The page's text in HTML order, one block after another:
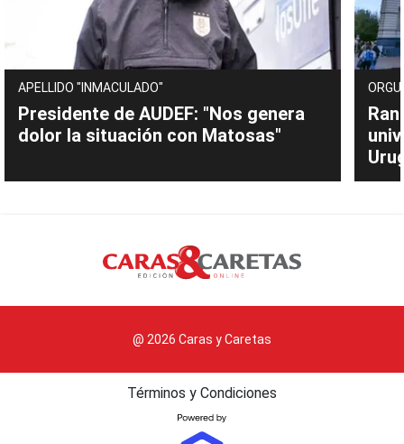
APELLIDO "INMACULADO"
Presidente de AUDEF: "Nos genera
dolor la situación con Matosas"
@ 2026 Caras y Caretas
Términos y Condiciones